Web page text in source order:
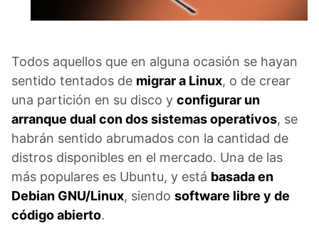
Todos aquellos que en alguna ocasión se hayan
sentido tentados de migrar a Linux, o de crear
una partición en su disco y configurar un
arranque dual con dos sistemas operativos, se
habrán sentido abrumados con la cantidad de
distros disponibles en el mercado. Una de las
más populares es Ubuntu, y está basada en
Debian GNU/Linux, siendo software libre y de
código abierto.